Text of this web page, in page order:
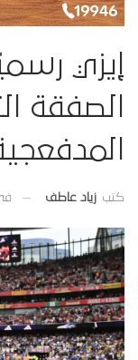
إيزي
الصفقة
كتب زياد عاطف